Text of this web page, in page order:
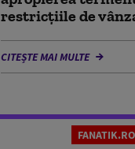
restricţiile de
CITEȘTE MAI MULTE
FANATIK.RO